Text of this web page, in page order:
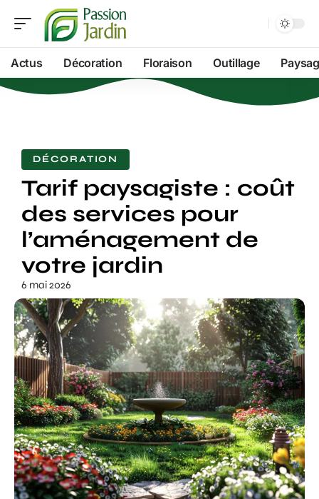
Actus Décoration Floraison Outillage
DÉCORATION
Tarif paysagiste : coût
des services pour
l’aménagement de
votre jardin
6 mai 2026